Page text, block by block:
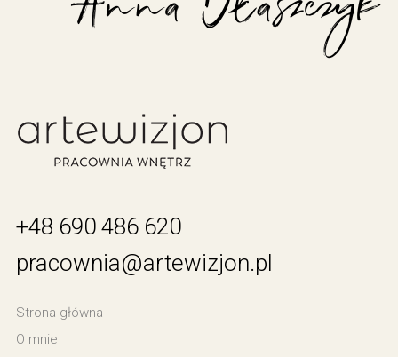
+48 690 486 620
pracownia@artewizjon.pl
Strona główna
O mnie